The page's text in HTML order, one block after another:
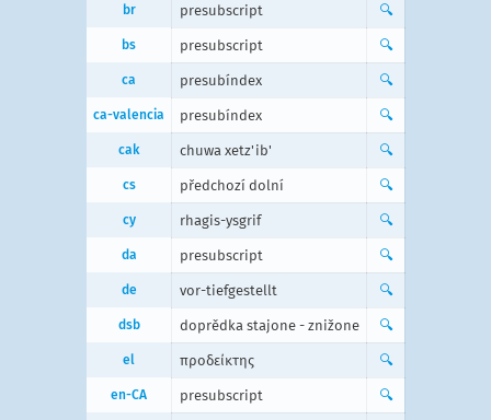
br presubscript 🔍
bs presubscript 🔍
ca presubíndex 🔍
ca-valencia presubíndex 🔍
cak chuwa xetz'ib' 🔍
cs předchozí dolní 🔍
cy rhagis-ysgrif 🔍
da presubscript 🔍
de vor-tiefgestellt 🔍
dsb doprědka stajone - znižone 🔍
el προδείκτης 🔍
en-CA presubscript 🔍